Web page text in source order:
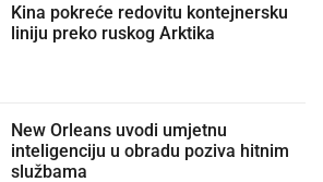
Kina pokreće redovitu kontejnersku
liniju preko ruskog Arktika
New Orleans uvodi umjetnu
inteligenciju u obradu poziva hitnim
službama